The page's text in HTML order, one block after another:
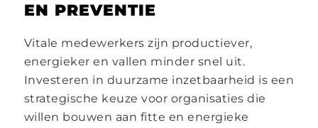
EN PREVENTIE
Vitale medewerkers zijn productiever,
energieker en vallen minder snel uit.
Investeren in duurzame inzetbaarheid is een
strategische keuze voor organisaties die
willen bouwen aan fitte en energieke